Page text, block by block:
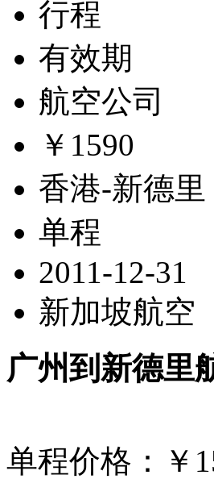
行程
有效期
航空公司
￥1590
香港-新德里
单程
2011-12-31
新加坡航空
广州到新德里
单程价格：￥